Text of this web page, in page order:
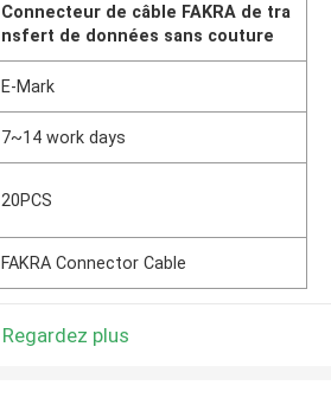
Connecteur de câble FAKRA de tra
nsfert de données sans couture
E-Mark
7~14 work days
20PCS
FAKRA Connector Cable
Regardez plus